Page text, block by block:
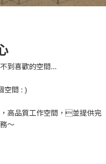
到喜歡的空間...
空間 : )
高品質工作空間，並提供完
～